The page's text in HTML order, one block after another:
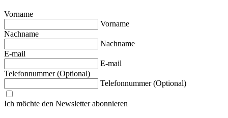
Vorname
Vorname
Nachname
Nachname
E-mail
E-mail
Telefonnummer (Optional)
Telefonnummer (Optional)
Ich möchte den Newsletter abonnieren